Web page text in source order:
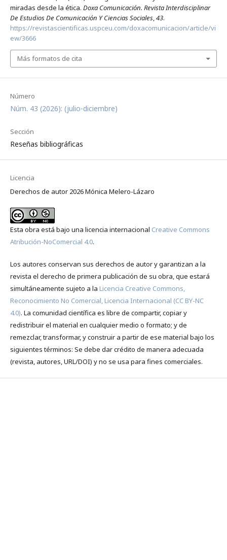
Número
Núm. 43 (2026): (julio-diciembre)
Sección
Reseñas bibliográficas
Licencia
Derechos de autor 2026 Mónica Melero-Lázaro
Esta obra está bajo una licencia internacional Creative Commons
Atribución-NoComercial 4.0.
Los autores conservan sus derechos de autor y garantizan a la
revista el derecho de primera publicación de su obra, que estará
simultáneamente sujeto a la Licencia Creative Commons,
Reconocimiento No Comercial, Licencia Internacional (CC BY-NC
4.0). La comunidad científica es libre de compartir, copiar y
redistribuir el material en cualquier medio o formato; y de
remezclar, transformar, y construir a partir de ese material bajo los
siguientes términos: Se debe dar crédito de manera adecuada
(revista, autores, URL/DOI) y no se usa para fines comerciales.
miradas desde la ética. Doxa Comunicación. Revista Interdisciplinar
De Estudios De Comunicación Y Ciencias Sociales,43.
https://revistascientificas.uspceu.com/doxacomunicacion/article/vi
ew/3666
Más formatos de cita